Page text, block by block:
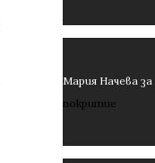
Мария Начеваза
покритие